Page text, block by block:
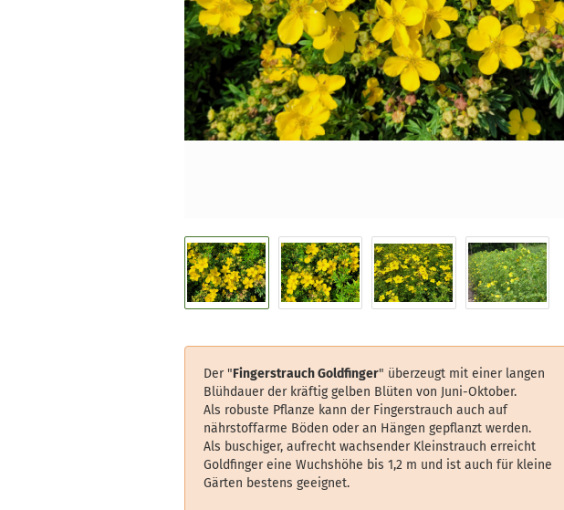
Der "Fingerstrauch Goldfinger" überzeugt mit einer langen
Blühdauer der kräftig gelben Blüten von Juni-Oktober.
Als robuste Pflanze kann der Fingerstrauch auch auf
nährstoffarme Böden oder an Hängen gepflanzt werden.
Als buschiger, aufrecht wachsender Kleinstrauch erreicht
Goldfinger eine Wuchshöhe bis 1,2 m und ist auch für kleine
Gärten bestens geeignet.